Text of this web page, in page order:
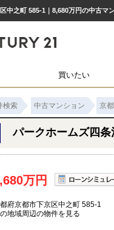
中之町 585-1｜8,680万円の中古マ
買いたい
検索 中古マンション 京
パークホームズ四条
万円
府京都市下京区中之町 585-1
地域周辺の物件を見る